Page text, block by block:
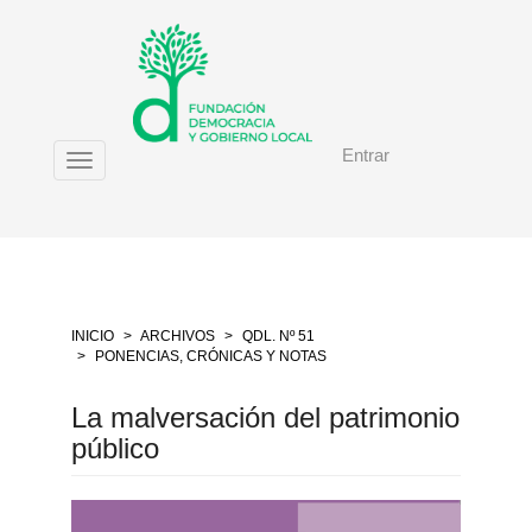
Navegación
Entrar
Toggle
INICIO ARCHIVOS
QDL. Nº 51
PONENCIAS, CRÓNICAS Y NOTAS
La malversación del patrimonio
público